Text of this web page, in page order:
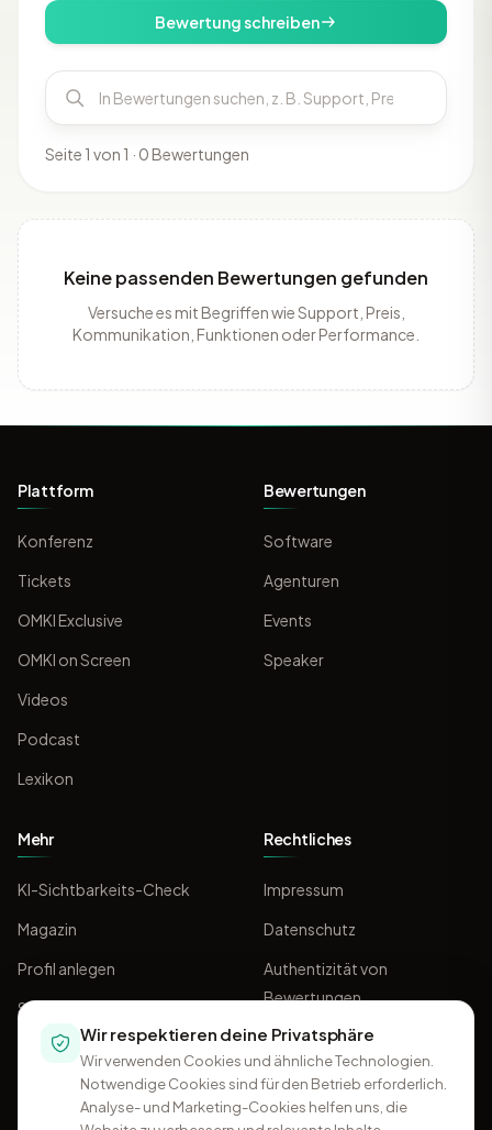
Bewertung schreiben
Seite 1 von 1 · 0 Bewertungen
Keine passenden Bewertungen gefunden
Versuche es mit Begriffen wie Support, Preis,
Kommunikation, Funktionen oder Performance.
Plattform
Konferenz
Tickets
OMKI Exclusive
OMKI on Screen
Videos
Podcast
Lexikon
Bewertungen
Software
Agenturen
Events
Speaker
Mehr
KI-Sichtbarkeits-Check
Magazin
Profil anlegen
Sponsoring
Rechtliches
Impressum
Datenschutz
Authentizität von
Bewertungen
AGB
Wir respektieren deine Privatsphäre
Wir verwenden Cookies und ähnliche Technologien.
Notwendige Cookies sind für den Betrieb erforderlich.
Analyse- und Marketing-Cookies helfen uns, die